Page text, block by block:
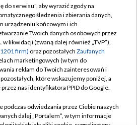
TVP
Regulamin TVP
prywatności
Moje zgody
Pomoc
Kontakt
do serwisu", aby wyrazić zgody na
śledzenia i zbierania danych,
urządzeniu końcowym i ich
Twoich danych osobowych przez
w likwidacji (zwaną dalej również „TVP”),
firm) oraz pozostałych Zaufanych
marketingowych (w tym do
reklam do Twoich zainteresowań i
które wskazujemy poniżej, a
nas identyfikatora PPID do Google.
podczas odwiedzania przez Ciebie naszych
dalej „Portalem”, w tym informacje